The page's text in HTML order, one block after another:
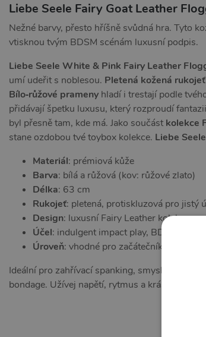
Liebe Seele Fairy Goat Leather
Nežné barvy, přesto hříšně svůdná hra. Tyto
vtisknou tvým BDSM scénám luxusní podpis.
Liebe Seele White & Pink Fairy Leather
umí udeřit s noblesou. Pletená kožená rukojeť
Bílo‑růžové prameny hladí i trestají podle
přidávají špetku luxusu, který rozproudí
byl přesně tam, kde má. Jako součást kolekce
stane ozdobou tvé toybox kolekce. Liebe Seele
Materiál: prémiová kůže
Barva: bílá a růžová (kov: růžové zlato)
Délka: 63 cm
Rukojeť: pletená, protiskluzová pro jistý
Design: luxusní Fairy Leather kolekce
Účel: indulgent impact play, BDSM
Úroveň: vhodné pro začátečníky i pokročilé
Ideální pro zahřívací spanking, smyslné
bondage. Užívej napětí, rytmus a krásu, která